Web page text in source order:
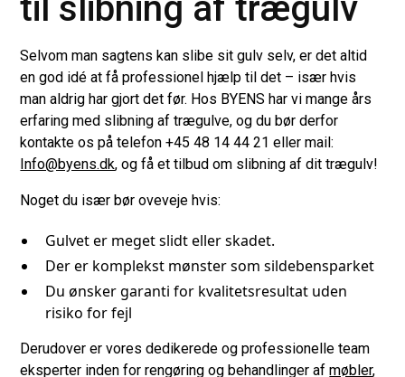
Selvom man sagtens kan slibe sit gulv selv, er det altid
en god idé at få professionel hjælp til det – især hvis
man aldrig har gjort det før. Hos BYENS har vi mange års
erfaring med slibning af trægulve, og du bør derfor
kontakte os på telefon +45 48 14 44 21 eller mail:
Info@byens.dk, og få et tilbud om slibning af dit trægulv!
Noget du især bør oveveje hvis:
Gulvet er meget slidt eller skadet.
Der er komplekst mønster som sildebensparket
Du ønsker garanti for kvalitetsresultat uden
risiko for fejl
Derudover er vores dedikerede og professionelle team
eksperter inden for rengøring og behandlinger afmøbler,